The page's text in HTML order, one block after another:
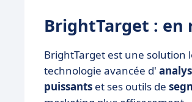
BrightTarget : en
BrightTarget est une solution
technologie avancée d'
puissants et ses outils de